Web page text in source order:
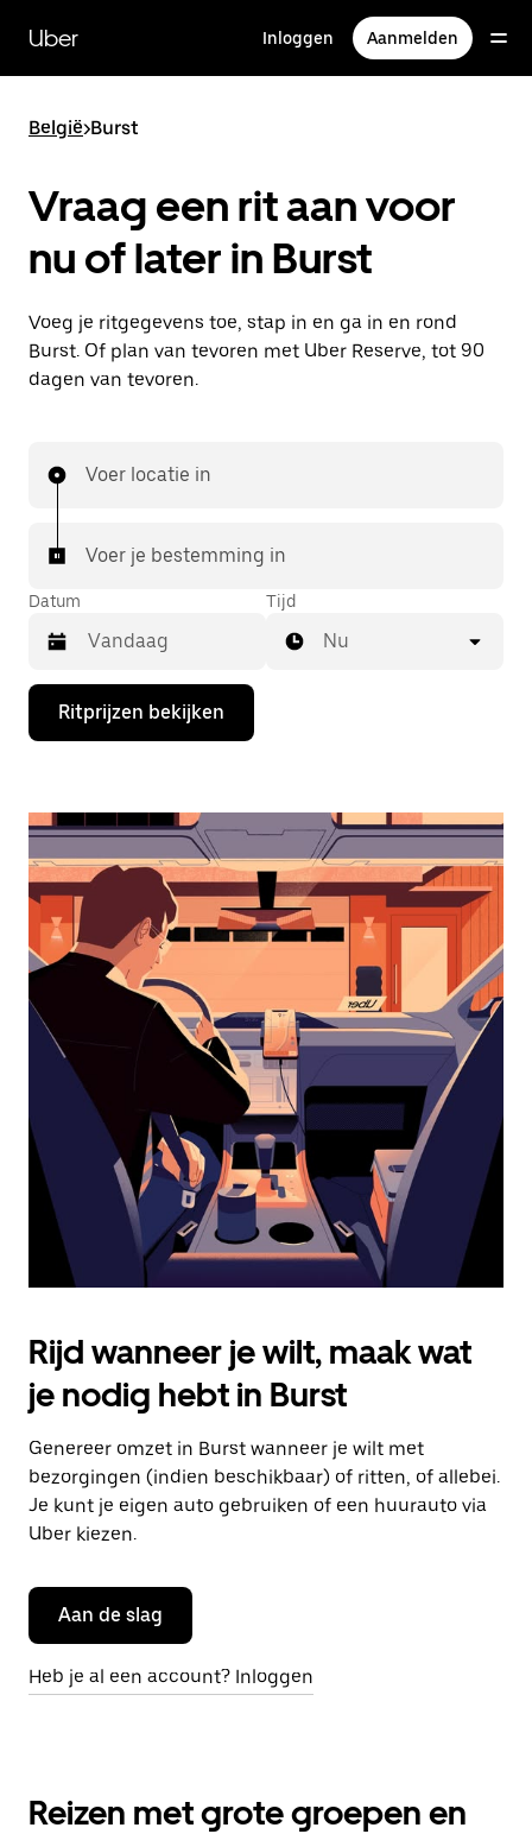
naar
hoofdinhoud
Uber Inloggen Aanmelden
België>Burst
Vraag een rit aan voor
nu of later in Burst
Voeg je ritgegevens toe, stap in en ga in en rond
Burst. Of plan van tevoren met Uber Reserve, tot 90
dagen van tevoren.
Voer locatie in
Voer je bestemming in
Datum
Druk
de
de
te
openen
een
datum
te
selecteren.
Druk
Escape
agenda
te
sluiten.
Tijd
Nu
Ritprijzen bekijken
Rijd wanneer je wilt, maak wat
je nodig hebt in Burst
Genereer omzet in Burst wanneer je wilt met
bezorgingen (indien beschikbaar) of ritten, of allebei.
Je kunt je eigen auto gebruiken of een huurauto via
Uber kiezen.
Aan de slag
Heb je al een account? Inloggen
Reizen met grote groepen en